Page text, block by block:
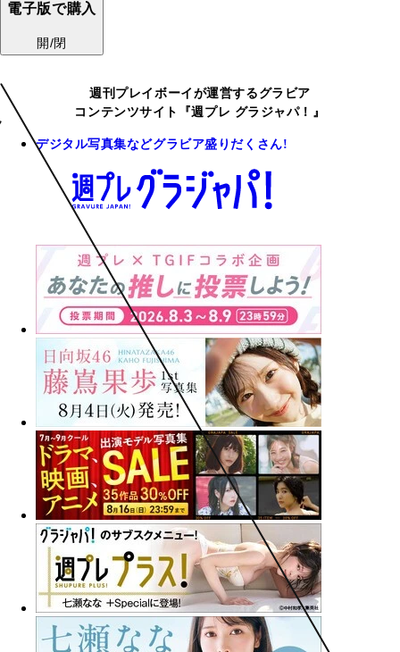
電子版で購入
開/閉
週刊プレイボーイが運営するグラビア
コンテンツサイト『週プレ グラジャパ！』
デジタル写真集などグラビア盛りだくさん!